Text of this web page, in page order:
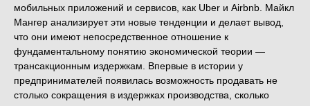
мобильных приложений и сервисов, как Uber и Airbnb. Майкл
Мангер анализирует эти новые тенденции и делает вывод,
что они имеют непосредственное отношение к
фундаментальному понятию экономической теории —
трансакционным издержкам. Впервые в истории у
предпринимателей появилась возможность продавать не
столько сокращения в издержках производства, сколько